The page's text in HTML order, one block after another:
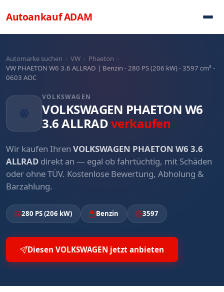
AutoankaufADAM
Automarke suchen › VW › Phaeton ›
VW PHAETON W6 3.6 ALLRAD | Benzin - 280 PS (206 kW) - 3597 cm³ -
0603 AOC
VOLKSWAGEN
VOLKSWAGEN PHAETON W6
3.6 ALLRADverkaufen
Wir kaufen Ihren VOLKSWAGEN PHAETON W6 3.6
ALLRAD direkt an — egal ob fahrtüchtig, mit Schäden
oder ohne TÜV. Kostenlose Bewertung, Abholung &
Barzahlung.
280 PS (206 kW) Benzin 3597
Diesen VOLKSWAGEN jetzt anbieten